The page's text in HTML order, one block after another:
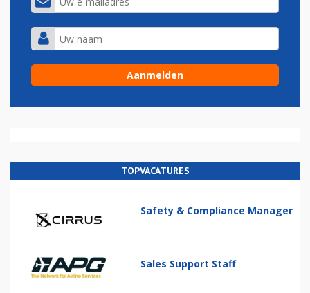
TOPVACATURES
Safety & Compliance Manager
Sales Support Staff